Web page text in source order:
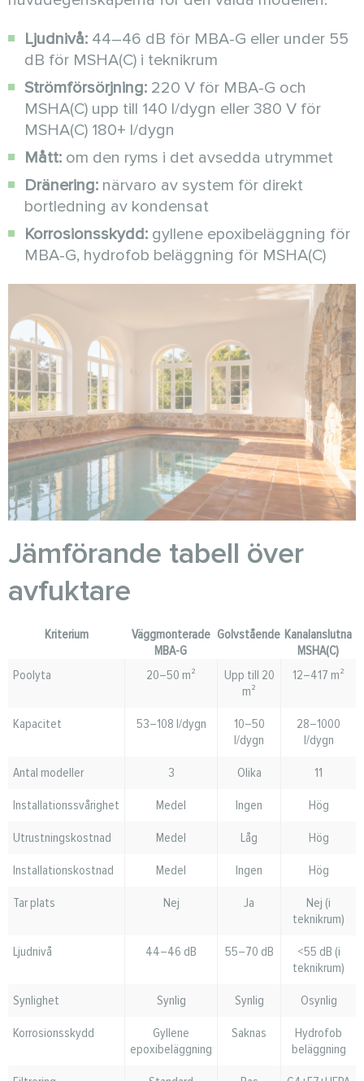
Ljudnivå: 44–46 dB för MBA-G eller under 55
dB för MSHA(C) i teknikrum
Strömförsörjning: 220 V för MBA-G och
MSHA(C) upp till 140 l/dygn eller 380 V för
MSHA(C) 180+ l/dygn
Mått: om den ryms i det avsedda utrymmet
Dränering: närvaro av system för direkt
bortledning av kondensat
Korrosionsskydd: gyllene epoxibeläggning för
MBA-G, hydrofob beläggning för MSHA(C)
Jämförande tabell över
avfuktare
Kriterium
Väggmonterade
MBA-G
Golvstående Kanalanslutna
MSHA(C)
Poolyta
20–50 m²
Upp till 20
m²
12–417 m²
Kapacitet 53–108 l/dygn
10–50
l/dygn
28–1000
l/dygn
Antal modeller
3 Olika
11
Installationssvårighet
Medel Ingen
Hög
Utrustningskostnad
Medel Låg
Hög
Installationskostnad
Medel Ingen
Hög
Tar plats
Nej Ja
Nej (i
teknikrum)
Ljudnivå
44–46 dB 55–70 dB
<55 dB (i
teknikrum)
Synlighet
Synlig Synlig
Osynlig
Korrosionsskydd
Gyllene
epoxibeläggning
Saknas
Hydrofob
beläggning